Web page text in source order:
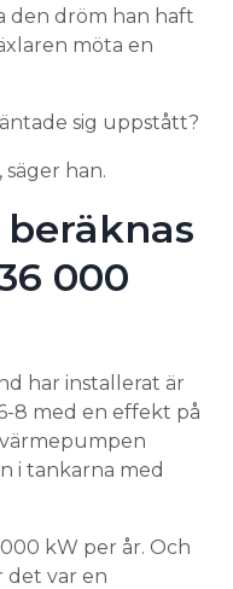
den dröm han haft
möta en
sig uppstått?
han.
000
har installerat är
8 med en effekt på
värmepumpen
i tankarna med
kW per år. Och
det var en